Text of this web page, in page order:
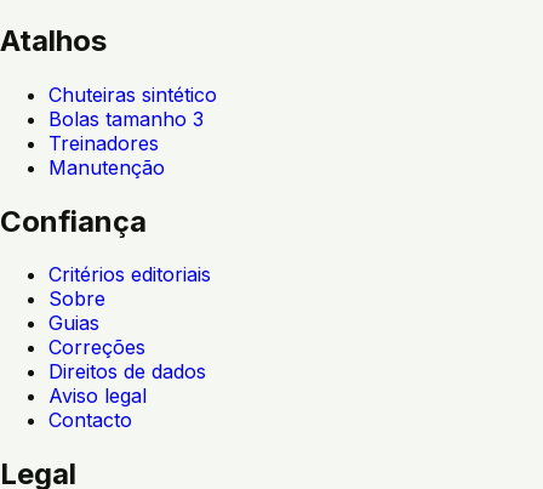
Atalhos
Chuteiras sintético
Bolas tamanho 3
Treinadores
Manutenção
Confiança
Critérios editoriais
Sobre
Guias
Correções
Direitos de dados
Aviso legal
Contacto
Legal